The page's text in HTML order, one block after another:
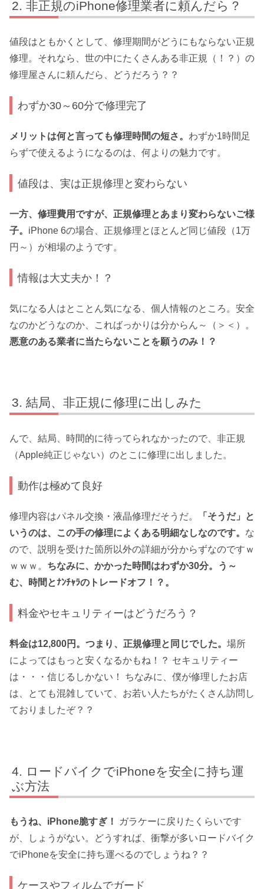
非正規のiPhone修理業者に頼んだら？
値段はともかくとして、修理期間がどうにもならない正規
修理。それなら、世の中にたくさんある非正規（！？）の
修理屋さんに頼んだら、どうだろう？？
わずか30～60分で修理完了
メリットは何と言っても修理時間の短さ。 わずか1時間足
らずで使えるようになるのは、何よりの魅力です。
値段は、実は正規修理と変わらない
一方、修理費用ですが、正規修理とあまり変わらないご様
子。 iPhone 6の場合、正規修理とほとんど同じ値段（1万
円～）が相場のようです。
情報は大丈夫か！？
気になる人はとことん気になる、個人情報のところ。安全
なのかどうなのか、こればっかりは分からん～（＞＜）。
悪意のある業者に当たらないことを願うのみ！？
結局、非正規に修理に出しみた
んで、結局、時間的に待ってられなかったので、非正規
（Apple純正じゃない）のとこに修理に出しました。
動作は極めて良好
修理内容はパネル交換・液晶修理だそうだ。
「そうだ」と
いうのは、この手の修理によくある明細なしなのです。 な
ので、説明を受けた箇所以外の詳細が分からずなのですｗ
ｗｗｗ。 ちなみに、かかった時間はわずか30分。う～
む、時間とﾅﾝﾁｬﾗのトレードオフ！？。
料金やセキュリティーはどうだろう？
料金は12,800円。つまり、正規修理と同じでした。 場所
によってはもっと安くなるかもね！？ セキュリティー
は・・・信じるしかない！ ちなみに、僕が修理したお店
は、とても混雑していて、お若い人たちがたくさん訪問し
ておりましたぞ？？
ロードバイクでiPhoneを安全に持ち運
ぶ方法
もうね、iPhone脆すぎ！
ガラケーに戻りたくらいです
が、しょうがない。どうすれば、衝撃が多いロードバイク
でiPhoneを安全に持ち運べるのでしょうね？？
ケースやフィルムでガード